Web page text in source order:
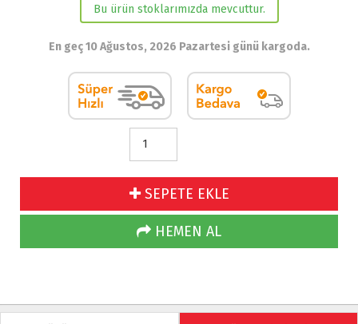
Bu ürün stoklarımızda mevcuttur.
En geç 10 Ağustos, 2026 Pazartesi günü kargoda.
SEPETE EKLE
HEMEN AL